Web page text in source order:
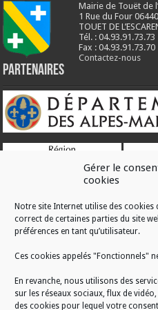
Gérer le
cookies
Notre site Internet utilise des
correct de certaines parties du site
préférences en tant qu’utilisateur.
Ces cookies appelés "Fonctionnels"
En revanche, nous utilisons des
sur les réseaux sociaux, flux de
des cookies pour lequel votre
Mairie de Touët de
1 Rue du Four 06440
TOUET DE
Tél. : 04.93.91.73.73
Fax : 04.93.91.73.70
Contactez-nous
Partenaires
RÉALISATION